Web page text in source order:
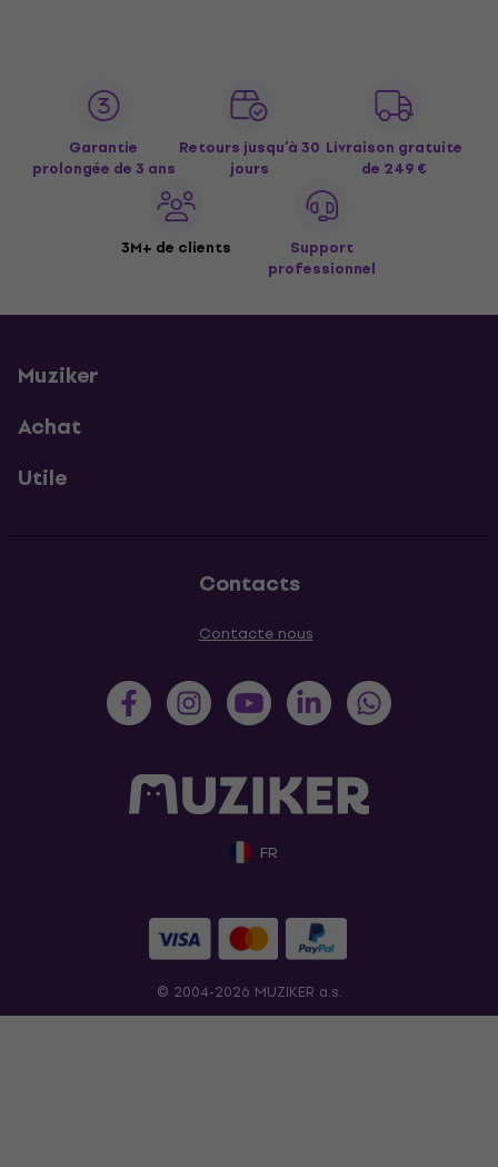
Garantie
prolongée de 3 ans
Retours jusqu’à 30
jours
Livraison gratuite
de 249 €
3M+ de clients
Support
professionnel
Muziker
Achat
Utile
Contacts
Contacte nous
FR
© 2004-2026 MUZIKER a.s.